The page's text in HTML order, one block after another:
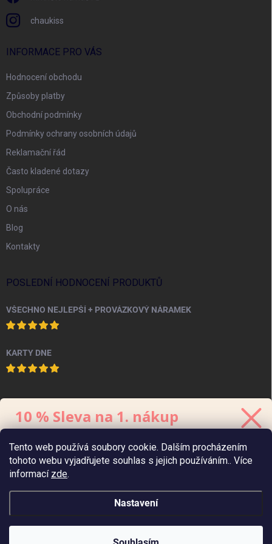
Tento web používá soubory cookie. Dalším procházením
tohoto webu vyjadřujete souhlas s jejich používáním.. Více
informací zde.
Nastavení
chaukiss
INFORMACE PRO VÁS
Hodnocení obchodu
Způsoby platby
Obchodní podmínky
Podmínky ochrany osobních údajů
Reklamační řád
Často kladené dotazy
Spolupráce
O nás
Blog
Kontakty
POSLEDNÍ HODNOCENÍ PRODUKTŮ
VŠECHNO NEJLEPŠÍ + PROVÁZKOVÝ NÁRAMEK
KARTY DNE
PINTEREST
Chaukiss . Všechna práva vyhrazena.
10 % Sleva na 1. nákup
Kód platí 48 hodin, minimální hodnotaobjednávkyje 700 Kč.
Zaslat 10% slevu